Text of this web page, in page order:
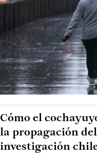
Cómo el
la propagación
investigación